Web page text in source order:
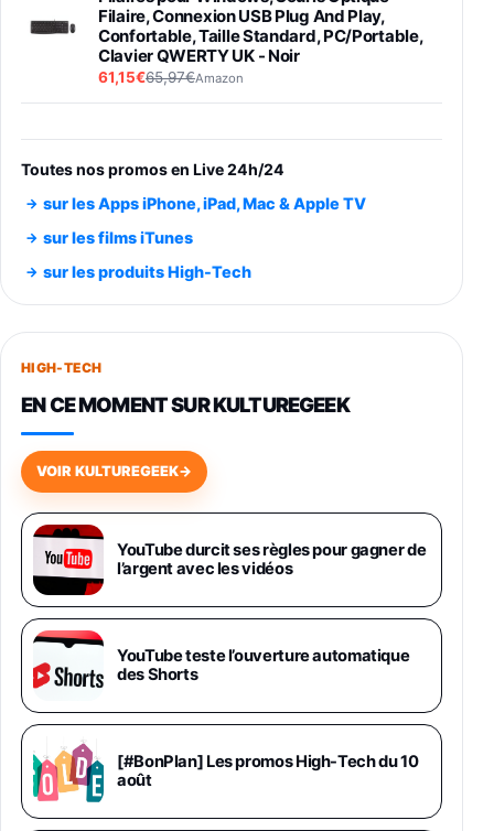
Filaire, Connexion USB Plug And Play,
Confortable, Taille Standard, PC/Portable,
Clavier QWERTY UK - Noir
61,15€65,97€Amazon
entraénement direct 3 vitesses (33-45-78
trs/min) avec pre-ampli intégré et port USB
Smartphone SAMSUNG Galaxy S26 Ultra
891,99€1199€Fnac (Vendeur Tiers)
Smartphone SAMSUNG Galaxy S26+ Violet
749,99€
648,63€834,71€
Samsung Galaxy Miracle Ultra, Smartphone
Android 5G avec Galaxy AI, 512 Go,
Chargeur Secteur Rapide 25W Inclus,
Smartphone déverrouillé, Noir, Version FR
1019€
Galaxy S26 Ultra 512 Go Bleu
1019€1399€Fnac (Vendeur Tiers)
892€1199€Fnac (Vendeur Tiers)
Philips SHK2000BL - Casque Enfant - Bleu &
Toutes nos promos en Live 24h/24
sur les Apps iPhone, iPad, Mac & Apple TV
sur les films iTunes
sur les produits High-Tech
HIGH-TECH
EN CE MOMENT SUR KULTUREGEEK
VOIR KULTUREGEEK→
YouTube durcit ses règles pour gagner de
l’argent avec les vidéos
YouTube teste l’ouverture automatique
des Shorts
[#BonPlan] Les promos High-Tech du 10
août